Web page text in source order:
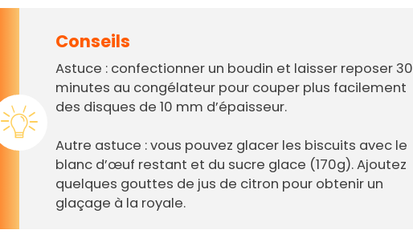
Conseils
Astuce : confectionner un boudin et laisser reposer 30
minutes au congélateur pour couper plus facilement
des disques de 10 mm d’épaisseur.
Autre astuce : vous pouvez glacer les biscuits avec le
blanc d’œuf restant et du sucre glace (170g). Ajoutez
quelques gouttes de jus de citron pour obtenir un
glaçage à la royale.